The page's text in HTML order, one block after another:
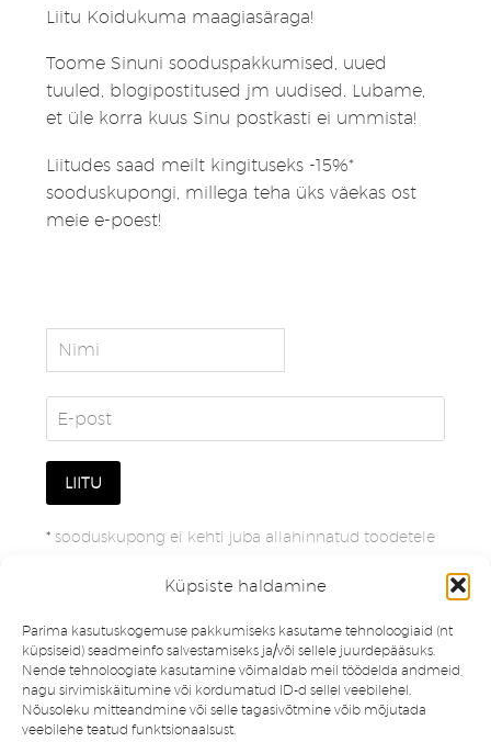
Küpsiste haldamine
Parima kasutuskogemuse pakkumiseks kasutame tehnoloogiaid (nt
küpsiseid) seadmeinfo salvestamiseks ja/või sellele juurdepääsuks.
Nende tehnoloogiate kasutamine võimaldab meil töödelda andmeid,
nagu sirvimiskäitumine või kordumatud ID-d sellel veebilehel.
Nõusoleku mitteandmine või selle tagasivõtmine võib mõjutada
veebilehe teatud funktsionaalsust.
Liitu Koidukuma maagiasäraga!
Toome Sinuni sooduspakkumised, uued
tuuled, blogipostitused jm uudised. Lubame,
et üle korra kuus Sinu postkasti ei ummista!
Liitudes saad meilt kingituseks -15%*
sooduskupongi, millega teha üks väekas ost
meie e-poest!
* sooduskupong ei kehti juba allahinnatud toodetele